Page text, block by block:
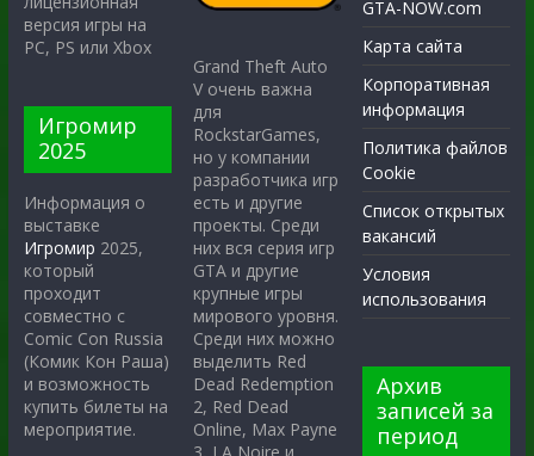
версия игры на
PC, PS или Xbox
Игромир
2025
Информация о
выставке
Игромир 2025,
который
проходит
совместно с
Comic Con Russia
(Комик Кон Раша)
и возможность
купить билеты на
мероприятие.
Grand Theft Auto
V очень важна
для
RockstarGames,
но у компании
разработчика игр
есть и другие
проекты. Среди
них вся серия игр
GTA и другие
крупные игры
мирового уровня.
Среди них можно
выделить Red
Dead Redemption
2, Red Dead
Online, Max Payne
GTA-NOW.com
Карта сайта
Корпоративная
информация
Политика файлов
Cookie
Список открытых
вакансий
Условия
использования
Архив
записей за
период